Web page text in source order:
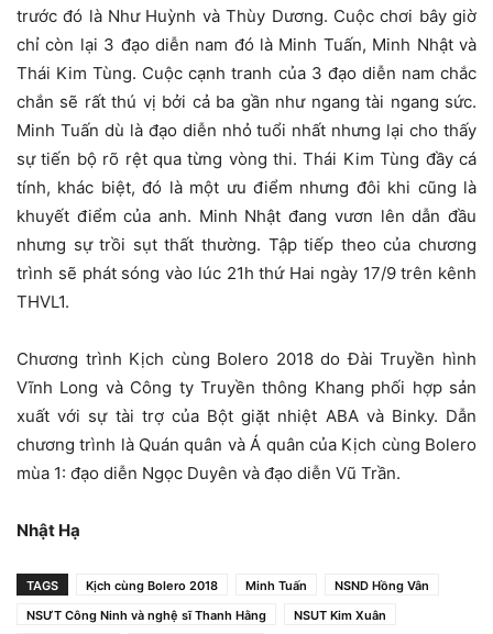
trước đó là Như Huỳnh và Thùy Dương. Cuộc chơi bây giờ
chỉ còn lại 3 đạo diễn nam đó là Minh Tuấn, Minh Nhật và
Thái Kim Tùng. Cuộc cạnh tranh của 3 đạo diễn nam chắc
chắn sẽ rất thú vị bởi cả ba gần như ngang tài ngang sức.
Minh Tuấn dù là đạo diễn nhỏ tuổi nhất nhưng lại cho thấy
sự tiến bộ rõ rệt qua từng vòng thi. Thái Kim Tùng đầy cá
tính, khác biệt, đó là một ưu điểm nhưng đôi khi cũng là
khuyết điểm của anh. Minh Nhật đang vươn lên dẫn đầu
nhưng sự trồi sụt thất thường. Tập tiếp theo của chương
trình sẽ phát sóng vào lúc 21h thứ Hai ngày 17/9 trên kênh
THVL1.
Chương trình Kịch cùng Bolero 2018 do Đài Truyền hình
Vĩnh Long và Công ty Truyền thông Khang phối hợp sản
xuất với sự tài trợ của Bột giặt nhiệt ABA và Binky. Dẫn
chương trình là Quán quân và Á quân của Kịch cùng Bolero
mùa 1: đạo diễn Ngọc Duyên và đạo diễn Vũ Trần.
Nhật Hạ
TAGS Kịch cùng Bolero 2018 Minh Tuấn
NSND Hồng Vân
NSƯT Công Ninh và nghệ sĩ Thanh Hằng
NSUT Kim Xuân